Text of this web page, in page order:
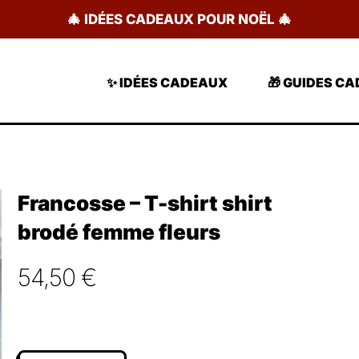
🎄 IDÉES CADEAUX POUR NOËL 🎄
✨ IDÉES CADEAUX 🎁 GUIDES
Francosse – T-shirt shirt
brodé femme fleurs
54,50 €